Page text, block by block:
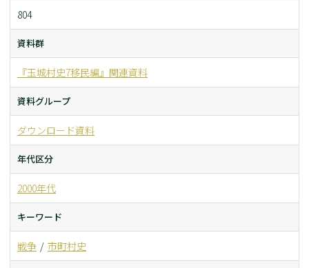
804
資料群
『玉城村史7移民編』関連資料
資料グループ
ダウンロード資料
年代区分
2000年代
キーワード
戦争 市町村史